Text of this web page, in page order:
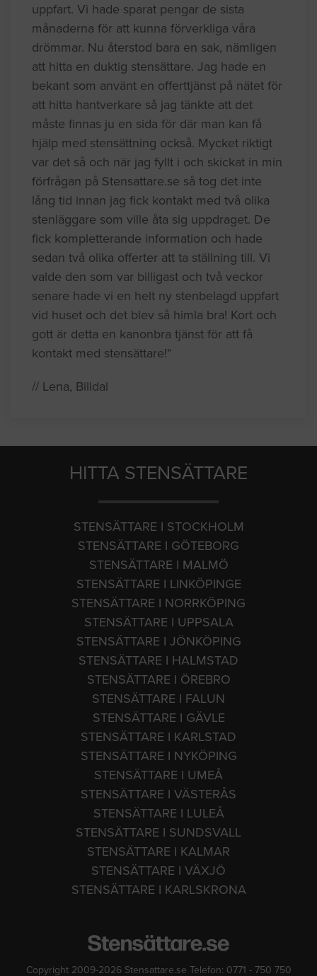
uppfart. Vi hade sparat pengar de sista
månaderna för att kunna förverkliga våra
drömmar. Nu återstod bara en sak, nämligen
att hitta en duktig stensättare. Jag hade en
bekant som använt en offerttjänst på nätet för
att hitta hantverkare så jag tänkte att det
måste finnas ju en sida för där man kan få
hjälp med stensättning också. Mycket riktigt
var det så och när jag fyllt i och skickat in min
förfrågan på Stensattare.se så tog det inte
lång tid innan jag fick kontakt med två olika
stenläggare som ville åta sig uppdraget. De
fick kompletterande information och hade
sedan två olika offerter att ta ställning till. Vi
valde den som var billigast och två veckor
senare hade vi en helt ny stenbelagd uppfart
vid huset och det blev så himla bra! Kort och
gott är detta en kanonbra tjänst för att få
kontakt med stensättare!"
// Lena, Billdal
HITTA STENSÄTTARE
STENSÄTTARE I STOCKHOLM
STENSÄTTARE I GÖTEBORG
STENSÄTTARE I MALMÖ
STENSÄTTARE I LINKÖPINGE
STENSÄTTARE I NORRKÖPING
STENSÄTTARE I UPPSALA
STENSÄTTARE I JÖNKÖPING
STENSÄTTARE I HALMSTAD
STENSÄTTARE I ÖREBRO
STENSÄTTARE I FALUN
STENSÄTTARE I GÄVLE
STENSÄTTARE I KARLSTAD
STENSÄTTARE I NYKÖPING
STENSÄTTARE I UMEÅ
STENSÄTTARE I VÄSTERÅS
STENSÄTTARE I LULEÅ
STENSÄTTARE I SUNDSVALL
STENSÄTTARE I KALMAR
STENSÄTTARE I VÄXJÖ
STENSÄTTARE I KARLSKRONA
Copyright 2009-2026 Stensattare.se Telefon: 0771 - 750 750